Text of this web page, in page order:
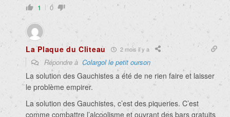
1 0
La Plaque du Cliteau 2 mois il y a
Répondre à Colargol le petit ourson
La solution des Gauchistes a été de ne rien faire et laisser
le problème empirer.
La solution des Gauchistes, c’est des piqueries. C’est
comme combattre l’alcoolisme et ouvrant des bars gratuits